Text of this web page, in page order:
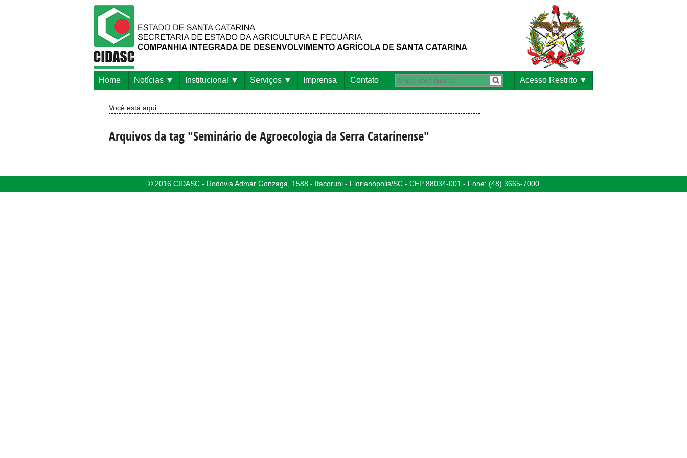
Home Notícias Institucional Serviços Imprensa Contato Acesso Restrito
Você está aqui:
Arquivos da tag "Seminário de Agroecologia da Serra Catarinense"
© 2016 CIDASC - Rodovia Admar Gonzaga, 1588 - Itacorubi - Florianópolis/SC - CEP 88034-001 - Fone: (48) 3665-7000